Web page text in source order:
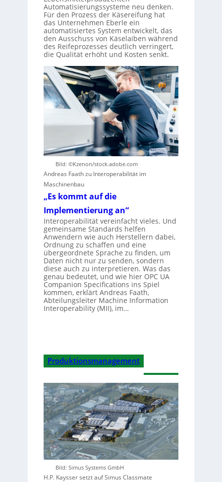
Automatisierungssysteme neu denken.
Für den Prozess der Käsereifung hat
das Unternehmen Eberle ein
automatisiertes System entwickelt, das
den Ausschuss von Käselaiben während
des Reifeprozesses deutlich verringert,
die Qualität erhöht und Kosten senkt.
Bild: ©Kzenon/stock.adobe.com
Andreas Faath zu Interoperabilität im
Maschinenbau
„Es kommt auf die
Implementierung an“
Interoperabilität vereinfacht vieles. Und
gemeinsame Standards helfen
Anwendern wie auch Herstellern dabei,
Ordnung zu schaffen und eine
übergeordnete Sprache zu finden, um
Daten nicht nur zu senden, sondern
diese auch zu interpretieren. Was das
genau bedeutet, und wie hier OPC UA
Companion Specifications ins Spiel
kommen, erklärt Andreas Faath,
Abteilungsleiter Machine Information
Interoperability (MII), im…
Produktionsmanagement
Bild: Simus Systems GmbH
H.P. Kaysser setzt auf Simus Classmate